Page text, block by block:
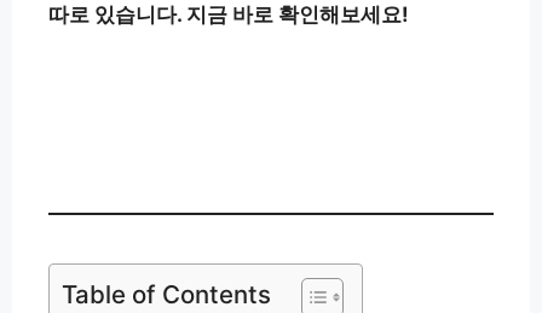
따로 있습니다. 지금 바로 확인해보세요!
Table of Contents